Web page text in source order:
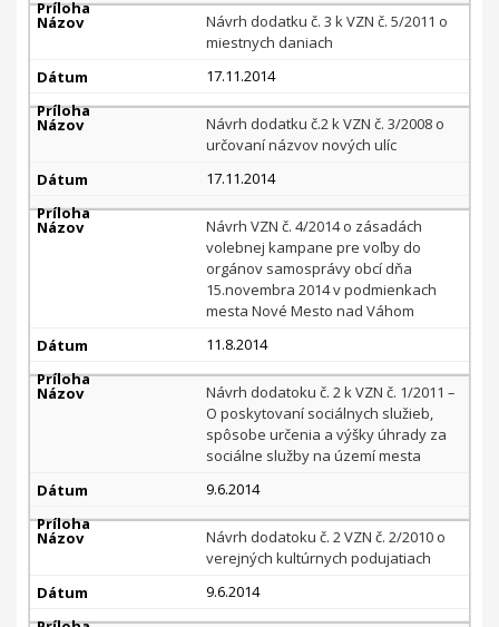
Návrh dodatku č. 3 k VZN č. 5/2011 o
miestnych daniach
17.11.2014
Návrh dodatku č.2 k VZN č. 3/2008 o
určovaní názvov nových ulíc
17.11.2014
Návrh VZN č. 4/2014 o zásadách
volebnej kampane pre voľby do
orgánov samosprávy obcí dňa
15.novembra 2014 v podmienkach
mesta Nové Mesto nad Váhom
11.8.2014
Návrh dodatoku č. 2 k VZN č. 1/2011 –
O poskytovaní sociálnych služieb,
spôsobe určenia a výšky úhrady za
sociálne služby na území mesta
9.6.2014
Návrh dodatoku č. 2 VZN č. 2/2010 o
verejných kultúrnych podujatiach
9.6.2014